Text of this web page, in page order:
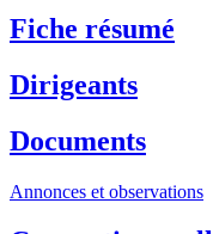
Fiche résumé
Dirigeants
Documents
Annonces et observations